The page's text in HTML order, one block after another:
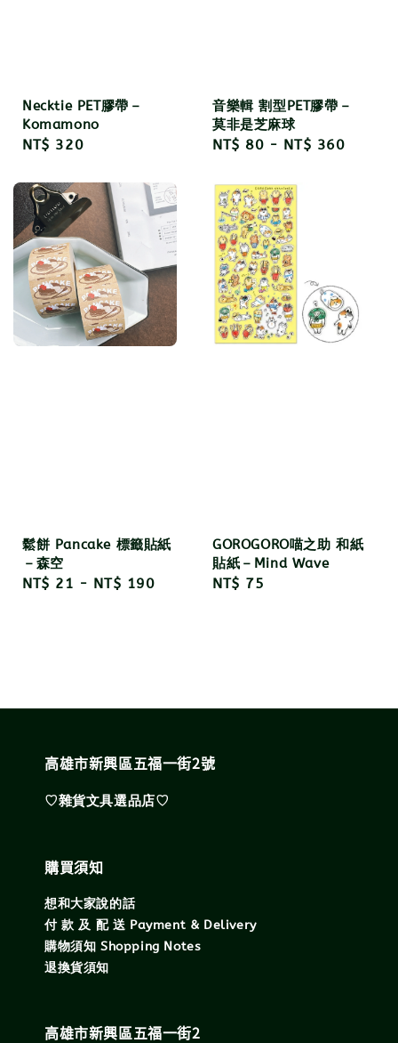
Necktie PET膠帶－
Komamono
Regular
NT$ 320
音樂輯 割型PET膠帶－
莫非是芝麻球
Regular
NT$ 80 - NT$ 360
鬆餅 Pancake 標籤貼紙
－森空
Regular
NT$ 21 - NT$ 190
GOROGORO喵之助 和紙
貼紙－Mind Wave
Regular
NT$ 75
高雄市新興區五福一街2號
♡雜貨文具選品店♡
購買須知
想和大家說的話
付 款 及 配 送 Payment & Delivery
購物須知 Shopping Notes
退換貨須知
高雄市新興區五福一街2